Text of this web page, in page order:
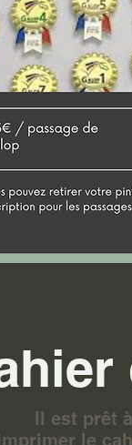
Il est prêt
le